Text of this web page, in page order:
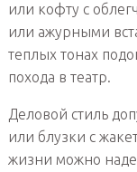
или кофту с
или ажурными
теплых тонах
похода в театр.
Деловой стиль
или блузки с
жизни можно